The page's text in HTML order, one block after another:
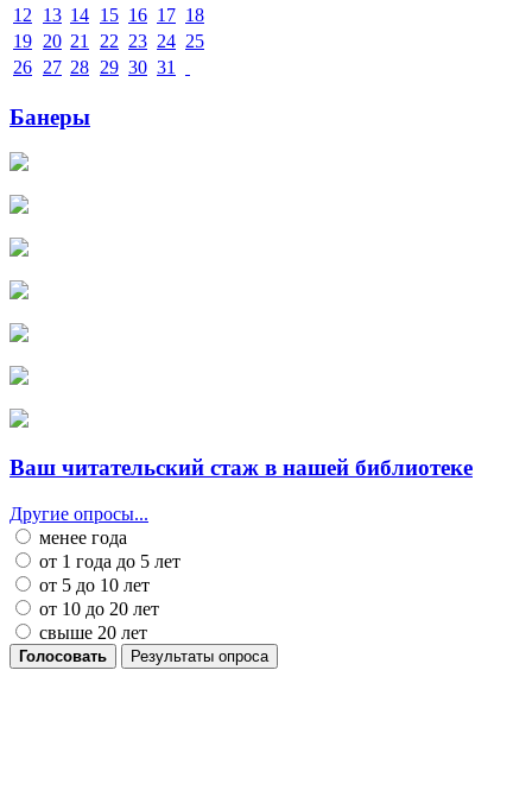
12
13 14 15 16 17 18
19 20 21 22 23 24 25
26 27 28 29 30 31
Банеры
Ваш читательский стаж в нашей библиотеке
Другие опросы...
менее года
от 1 года до 5 лет
от 5 до 10 лет
от 10 до 20 лет
свыше 20 лет
Голосовать Результаты опроса